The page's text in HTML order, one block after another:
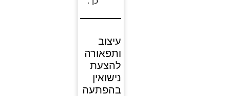
עיצוב
ותפאורה
להצעת
נישואין
בהפתעה